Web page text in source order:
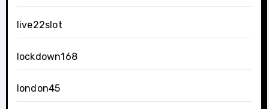
live22slot
lockdown168
london45